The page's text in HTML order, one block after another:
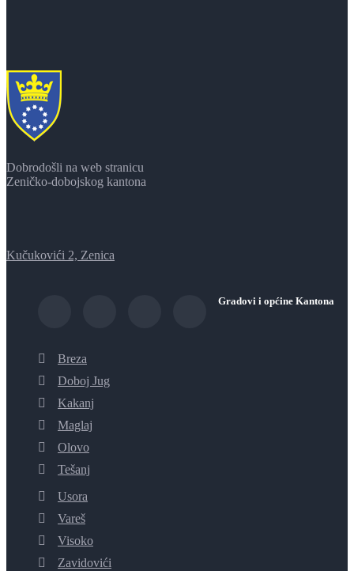
Dobrodošli na web stranicu
Zeničko-dobojskog kantona
Kučukovići 2, Zenica
Gradovi i općine Kantona
Breza
Doboj Jug
Kakanj
Maglaj
Olovo
Tešanj
Usora
Vareš
Visoko
Zavidovići